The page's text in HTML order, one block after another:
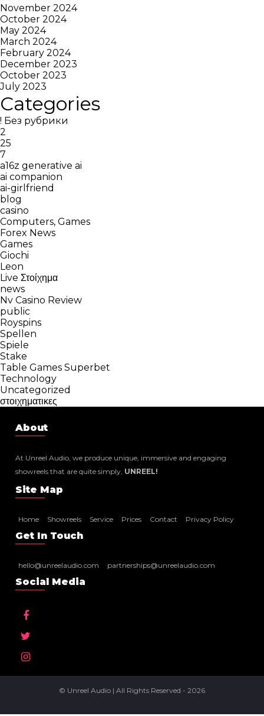
November 2024
October 2024
May 2024
March 2024
February 2024
December 2023
October 2023
July 2023
Categories
! Без рубрики
2
25
7
a16z generative ai
ai companion
ai-girlfriend
blog
casino
Computers, Games
Forex News
Games
Giochi
Leon
Live Στοίχημα
news
Nv Casino Review
public
Royspins
Spellen
Spiele
Stake
Table Games Superbet
Technology
Uncategorized
στοιχηματικες
About
At Unreel Audio, we produce unique, immersive and engaging
showreels that are quite simply, UNREEL!
Site Map
Home Showreels Service Prices Contact Privacy Policy
Get In Touch
hello@unreelaudio.com partnerships@unreelaudio.com
Social Media
© Unreel Audio | All Rights Reserved - 2026